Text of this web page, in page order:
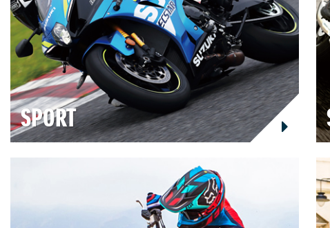
SPORT